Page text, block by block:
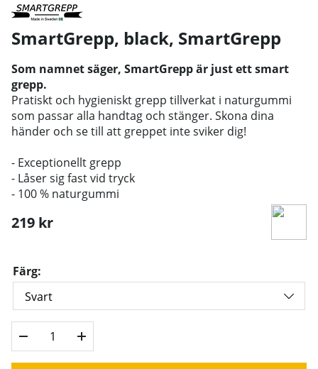
SmartGrepp, black, SmartGrepp
Som namnet säger, SmartGrepp är just ett smart
grepp.
Pratiskt och hygieniskt grepp tillverkat i naturgummi
som passar alla handtag och stänger. Skona dina
händer och se till att greppet inte sviker dig!
- Exceptionellt grepp
- Låser sig fast vid tryck
- 100 % naturgummi
219 kr
Färg: